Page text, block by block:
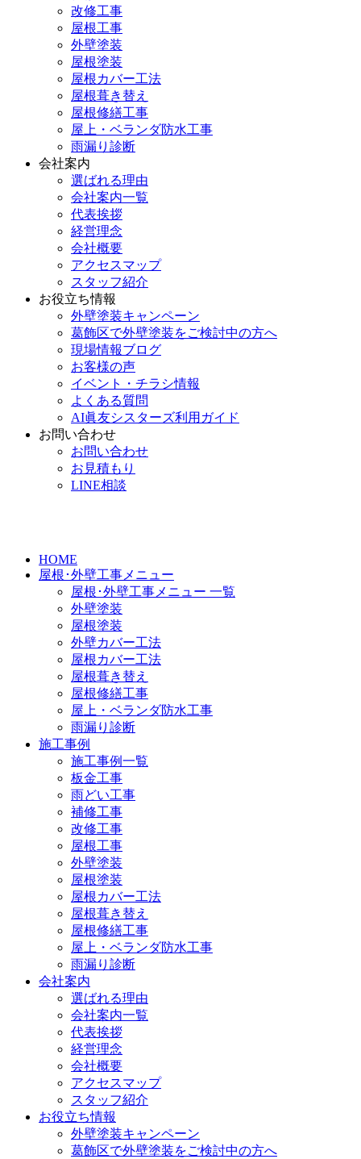
改修工事
屋根工事
外壁塗装
屋根塗装
屋根カバー工法
屋根葺き替え
屋根修繕工事
屋上・ベランダ防水工事
雨漏り診断
会社案内
選ばれる理由
会社案内一覧
代表挨拶
経営理念
会社概要
アクセスマップ
スタッフ紹介
お役立ち情報
外壁塗装キャンペーン
葛飾区で外壁塗装をご検討中の方へ
現場情報ブログ
お客様の声
イベント・チラシ情報
よくある質問
AI眞友シスターズ利用ガイド
お問い合わせ
お問い合わせ
お見積もり
LINE相談
HOME
屋根･外壁工事メニュー
屋根･外壁工事メニュー 一覧
外壁塗装
屋根塗装
外壁カバー工法
屋根カバー工法
屋根葺き替え
屋根修繕工事
屋上・ベランダ防水工事
雨漏り診断
施工事例
施工事例一覧
板金工事
雨どい工事
補修工事
改修工事
屋根工事
外壁塗装
屋根塗装
屋根カバー工法
屋根葺き替え
屋根修繕工事
屋上・ベランダ防水工事
雨漏り診断
会社案内
選ばれる理由
会社案内一覧
代表挨拶
経営理念
会社概要
アクセスマップ
スタッフ紹介
お役立ち情報
外壁塗装キャンペーン
葛飾区で外壁塗装をご検討中の方へ